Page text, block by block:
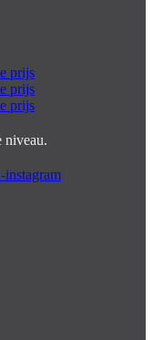
niveau.
instagram